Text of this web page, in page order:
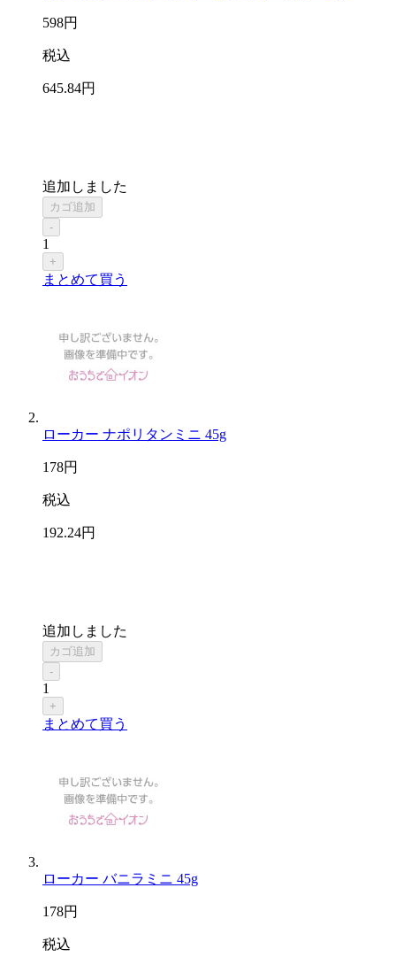
598円
税込
645.84円
追加しました
カゴ追加
-
1
+
まとめて買う
ローカー ナポリタンミニ 45g
178円
税込
192.24円
追加しました
カゴ追加
-
1
+
まとめて買う
ローカー バニラミニ 45g
178円
税込